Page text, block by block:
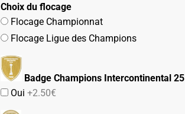
Choix du flocage
Flocage Championnat
Flocage Ligue des Champions
Badge Champions Intercontinental 25
Oui+2.50€